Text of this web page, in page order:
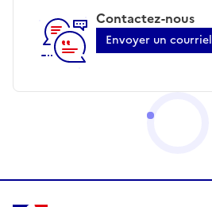
Contactez-nous
Envoyer un courriel